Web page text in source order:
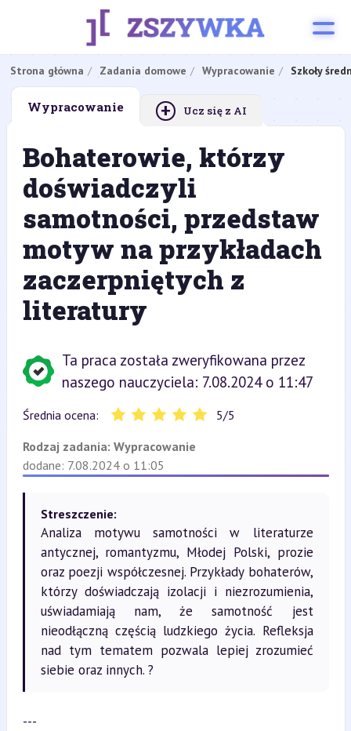
Strona główna Zadania domowe Wypracowanie Szkoły
Wypracowanie + Ucz się z AI
Bohaterowie, którzy
doświadczyli
samotności, przedstaw
motyw na przykładach
zaczerpniętych z
literatury
Ta praca została zweryfikowana przez
naszego nauczyciela: 7.08.2024 o 11:47
Średnia ocena: 5/5
Rodzaj zadania: Wypracowanie
dodane: 7.08.2024 o 11:05
Streszczenie:
Analiza motywu samotności w literaturze
antycznej, romantyzmu, Młodej Polski, prozie
oraz poezji współczesnej. Przykłady bohaterów,
którzy doświadczają izolacji i niezrozumienia,
uświadamiają nam, że samotność jest
nieodłączną częścią ludzkiego życia. Refleksja
nad tym tematem pozwala lepiej zrozumieć
siebie oraz innych. ?
---